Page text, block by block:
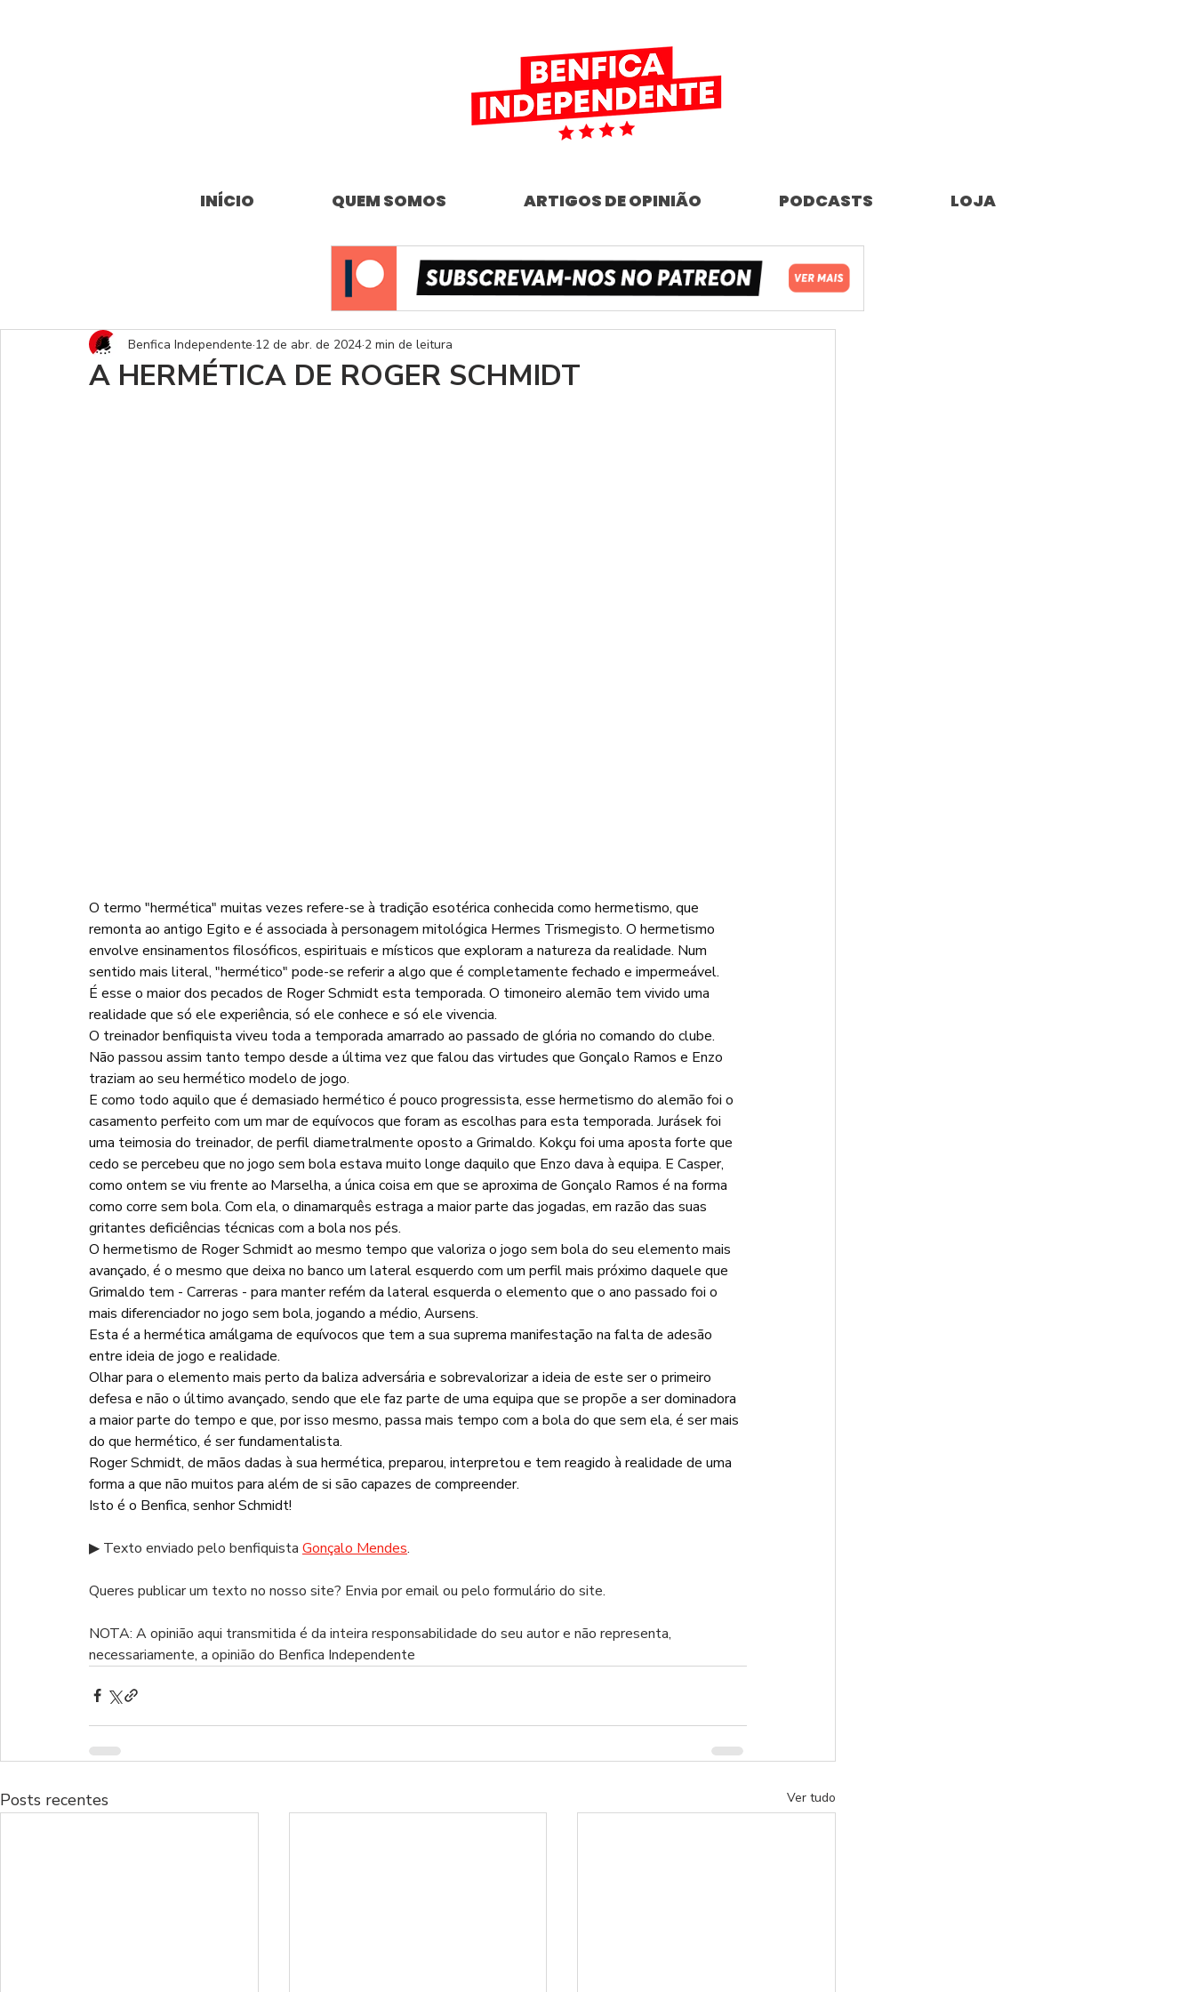
INÍCIO QUEM SOMOS ARTIGOS DE OPINIÃO PODCASTS LOJA
A HERMÉTICA DE ROGER SCHMIDT
Benfica Independente 12 de abr. de 2024 2 min de leitura
O termo "hermética" muitas vezes refere-se à tradição esotérica conhecida como hermetismo, que
remonta ao antigo Egito e é associada à personagem mitológica Hermes Trismegisto. O hermetismo
envolve ensinamentos filosóficos, espirituais e místicos que exploram a natureza da realidade. Num
sentido mais literal, "hermético" pode-se referir a algo que é completamente fechado e impermeável.
É esse o maior dos pecados de Roger Schmidt esta temporada. O timoneiro alemão tem vivido uma
realidade que só ele experiência, só ele conhece e só ele vivencia.
O treinador benfiquista viveu toda a temporada amarrado ao passado de glória no comando do clube.
Não passou assim tanto tempo desde a última vez que falou das virtudes que Gonçalo Ramos e Enzo
traziam ao seu hermético modelo de jogo.
E como todo aquilo que é demasiado hermético é pouco progressista, esse hermetismo do alemão foi o
casamento perfeito com um mar de equívocos que foram as escolhas para esta temporada. Jurásek foi
uma teimosia do treinador, de perfil diametralmente oposto a Grimaldo. Kokçu foi uma aposta forte que
cedo se percebeu que no jogo sem bola estava muito longe daquilo que Enzo dava à equipa. E Casper,
como ontem se viu frente ao Marselha, a única coisa em que se aproxima de Gonçalo Ramos é na forma
como corre sem bola. Com ela, o dinamarquês estraga a maior parte das jogadas, em razão das suas
gritantes deficiências técnicas com a bola nos pés.
O hermetismo de Roger Schmidt ao mesmo tempo que valoriza o jogo sem bola do seu elemento mais
avançado, é o mesmo que deixa no banco um lateral esquerdo com um perfil mais próximo daquele que
Grimaldo tem - Carreras - para manter refém da lateral esquerda o elemento que o ano passado foi o
mais diferenciador no jogo sem bola, jogando a médio, Aursens.
Esta é a hermética amálgama de equívocos que tem a sua suprema manifestação na falta de adesão
entre ideia de jogo e realidade.
Olhar para o elemento mais perto da baliza adversária e sobrevalorizar a ideia de este ser o primeiro
defesa e não o último avançado, sendo que ele faz parte de uma equipa que se propõe a ser dominadora
a maior parte do tempo e que, por isso mesmo, passa mais tempo com a bola do que sem ela, é ser mais
do que hermético, é ser fundamentalista.
Roger Schmidt, de mãos dadas à sua hermética, preparou, interpretou e tem reagido à realidade de uma
forma a que não muitos para além de si são capazes de compreender.
Isto é o Benfica, senhor Schmidt!
▶ Texto enviado pelo benfiquista Gonçalo Mendes.
Queres publicar um texto no nosso site? Envia por email ou pelo formulário do site.
NOTA: A opinião aqui transmitida é da inteira responsabilidade do seu autor e não representa,
necessariamente, a opinião do Benfica Independente
Posts recentes Ver tudo